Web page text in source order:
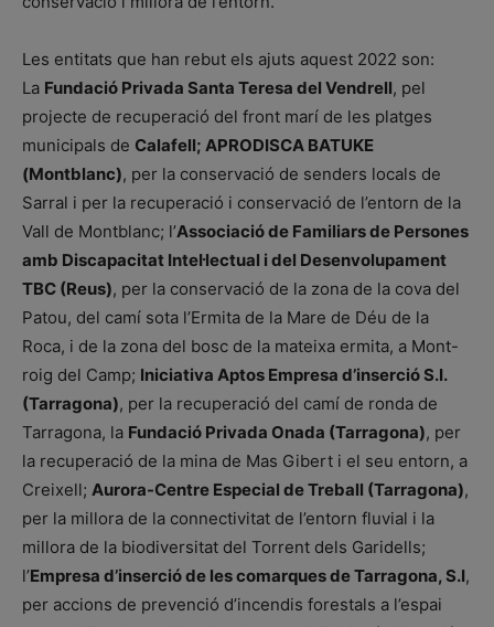
Les entitats que han rebut els ajuts aquest 2022 son:
La Fundació Privada Santa Teresa del Vendrell, pel
projecte de recuperació del front marí de les platges
municipals de Calafell; APRODISCA BATUKE
(Montblanc), per la conservació de senders locals de
Sarral i per la recuperació i conservació de l’entorn de la
Vall de Montblanc; l’Associació de Familiars de Persones
amb Discapacitat Intel·lectual i del Desenvolupament
TBC (Reus), per la conservació de la zona de la cova del
Patou, del camí sota l’Ermita de la Mare de Déu de la
Roca, i de la zona del bosc de la mateixa ermita, a Mont-
roig del Camp; Iniciativa Aptos Empresa d’inserció S.I.
(Tarragona), per la recuperació del camí de ronda de
Tarragona, la Fundació Privada Onada (Tarragona), per
la recuperació de la mina de Mas Gibert i el seu entorn, a
Creixell; Aurora-Centre Especial de Treball (Tarragona),
per la millora de la connectivitat de l’entorn fluvial i la
millora de la biodiversitat del Torrent dels Garidells;
l’Empresa d’inserció de les comarques de Tarragona, S.I,
per accions de prevenció d’incendis forestals a l’espai